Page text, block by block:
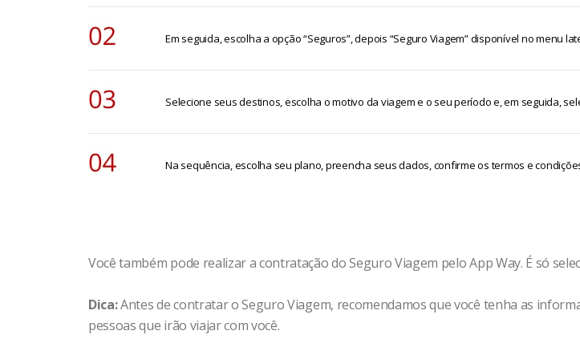
segurado em viagem, decorrente de causas acidentais, devidamente coberta.
Em seguida, escolha a opção “Seguros”, depois “Seguro Viagem” disponível no menu
Selecione seus destinos, escolha o motivo da viagem e o seu período e, em seguida,
Na sequência, escolha seu plano, preencha seus dados, confirme os termos e
Você também pode realizar a contratação do Seguro Viagem pelo App Way. É só
Dica:Antes de contratar o Seguro Viagem, recomendamos que você tenha as
pessoas que irão viajar com você.